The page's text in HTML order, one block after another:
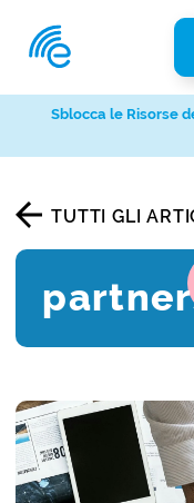
TUTTI GLI
Sblocca le Risorse